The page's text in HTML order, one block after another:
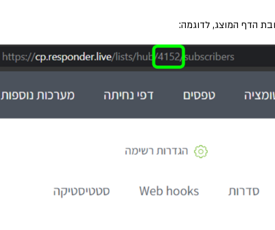
הדף המוצג, לדוגמה: